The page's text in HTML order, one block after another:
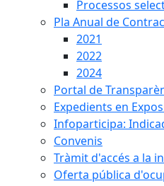
Processos
Pla Anual de
2021
2022
2024
Portal de
Expedients en
Infoparticipa:
Convenis
Tràmit d'accés a la
Oferta pública